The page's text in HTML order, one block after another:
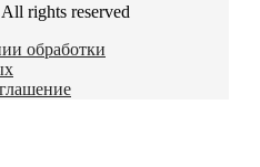
All rights reserved
обработки